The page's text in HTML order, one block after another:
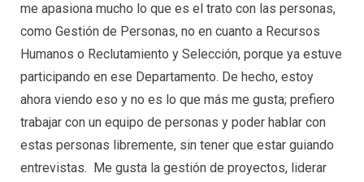
me apasiona mucho lo que es el trato con las personas,
como Gestión de Personas, no en cuanto a Recursos
Humanos o Reclutamiento y Selección, porque ya estuve
participando en ese Departamento. De hecho, estoy
ahora viendo eso y no es lo que más me gusta; prefiero
trabajar con un equipo de personas y poder hablar con
estas personas libremente, sin tener que estar guiando
entrevistas. Me gusta la gestión de proyectos, liderar